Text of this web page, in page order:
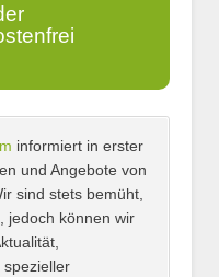
informiert in erster
und Angebote von
sind stets bemüht,
jedoch können wir
spezieller